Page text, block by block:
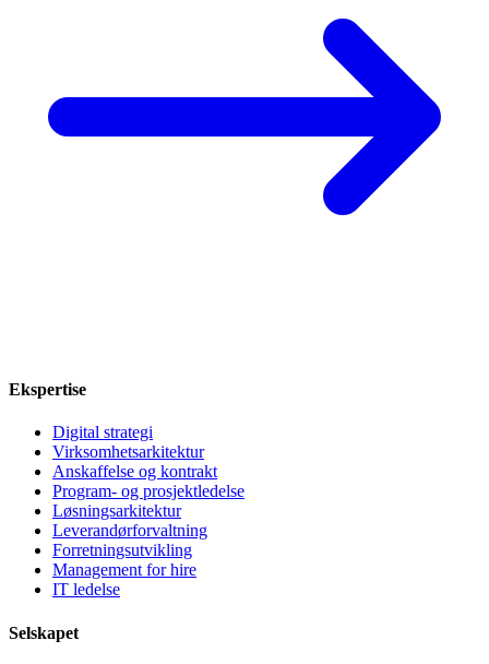
Ekspertise
Digital strategi
Virksomhetsarkitektur
Anskaffelse og kontrakt
Program- og prosjektledelse
Løsningsarkitektur
Leverandørforvaltning
Forretningsutvikling
Management for hire
IT ledelse
Selskapet